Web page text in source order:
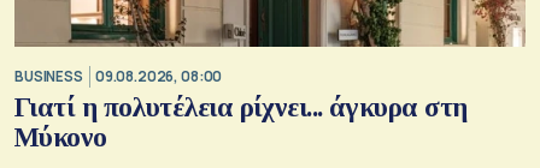
BUSINESS 09.08.2026, 08:00
Γιατί η πολυτέλεια ρίχνει... άγκυρα στη
Μύκονο